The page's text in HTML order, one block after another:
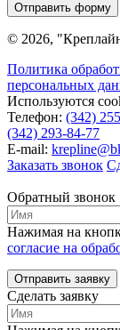
Отправить форму
© 2026,
Политика
персональных
Используются
Телефон: (342)
(342) 293-84-77
E-mail:
Заказать звонок
Обратный звонок
Нажимая на
согласие на
Отправить заявку
Сделать заявку